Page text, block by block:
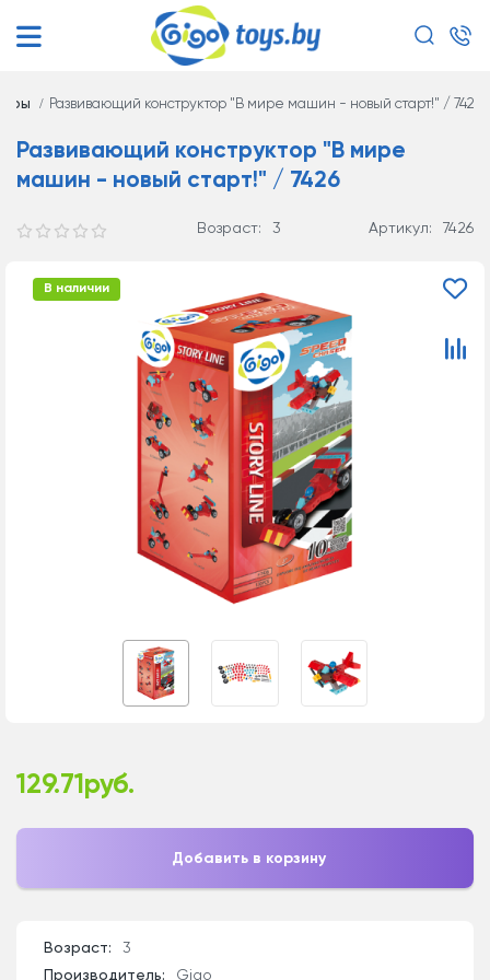
Развивающий конструктор "В мире машин - новый старт!" / 7426
Развивающий конструктор "В мире
машин - новый старт!" / 7426
Возраст: 3 Артикул: 7426
В наличии
129.71руб.
Добавить в корзину
Возраст:
3
Производитель:
Gigo